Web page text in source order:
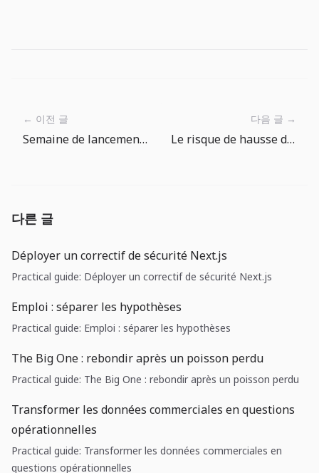
← 이전 글
Semaine de lancement The Big One : rendre le prochain lancer évident
다음 글 →
Le risque de hausse de la BCE montre que le plancher des taux tient
다른 글
Déployer un correctif de sécurité Next.js
Practical guide: Déployer un correctif de sécurité Next.js
Emploi : séparer les hypothèses
Practical guide: Emploi : séparer les hypothèses
The Big One : rebondir après un poisson perdu
Practical guide: The Big One : rebondir après un poisson perdu
Transformer les données commerciales en questions
opérationnelles
Practical guide: Transformer les données commerciales en
questions opérationnelles